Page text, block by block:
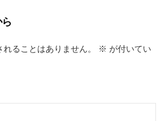
ることはありません。 ※ が付いてい